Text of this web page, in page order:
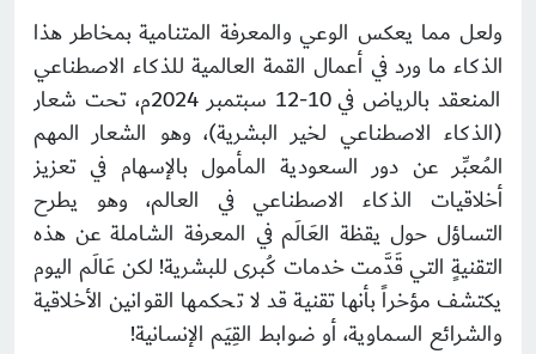
ولعل مما يعكس الوعي والمعرفة المتنامية بمخاطر هذا
الذكاء ما ورد في أعمال القمة العالمية للذكاء الاصطناعي
المنعقد بالرياض في 10-12 سبتمبر 2024م، تحت شعار
(الذكاء الاصطناعي لخير البشرية)، وهو الشعار المهم
المُعبِّر عن دور السعودية المأمول بالإسهام في تعزيز
أخلاقيات الذكاء الاصطناعي في العالم، وهو يطرح
التساؤل حول يقظة العَالَم في المعرفة الشاملة عن هذه
التقنيةٍ التي قَدَّمت خدمات كُبرى للبشرية! لكن عَالَم اليوم
يكتشف مؤخراً بأنها تقنية قد لا تحكمها القوانين الأخلاقية
والشرائع السماوية، أو ضوابط القِيَم الإنسانية!